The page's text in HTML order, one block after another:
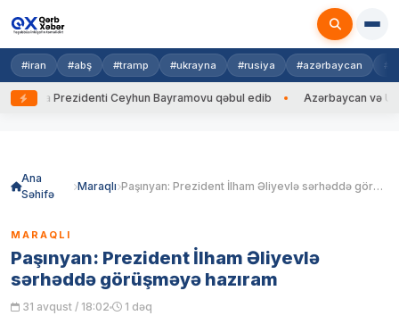
#iran #abş #tramp #ukrayna #rusiya #azərbaycan
Prezidenti Ceyhun Bayramovu qəbul edib Azərbaycan və
Ana
Səhifə
Maraqlı Paşınyan: Prezident İlham Əliyevlə sərhəddə görüşməyə hazıram
MARAQLI
Paşınyan: Prezident İlham Əliyevlə
sərhəddə görüşməyə hazıram
31 avqust / 18:02 1 dəq